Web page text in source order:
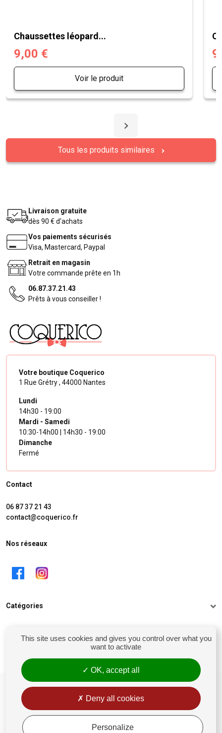
Chaussettes léopard...
9,00 €
Voir le produit
Tous les produits similaires
Livraison gratuite
dès 90 € d'achats
Vos paiements sécurisés
Visa, Mastercard, Paypal
Retrait en magasin
Votre commande prête en 1h
06.87.37.21.43
Prêts à vous conseiller !
Votre boutique Coquerico
1 Rue Grétry , 44000 Nantes
Lundi
14h30 - 19:00
Mardi - Samedi
10:30-14h00 | 14h30 - 19:00
Dimanche
Fermé
Contact
06 87 37 21 43
contact@coquerico.fr
Nos réseaux
Catégories
Mon compte
siret : 81238106900028
Conditions générales de vente
Rétractation
Mentions légales
This site uses cookies and gives you control over what you
want to activate
OK, accept all
Deny all cookies
Personalize